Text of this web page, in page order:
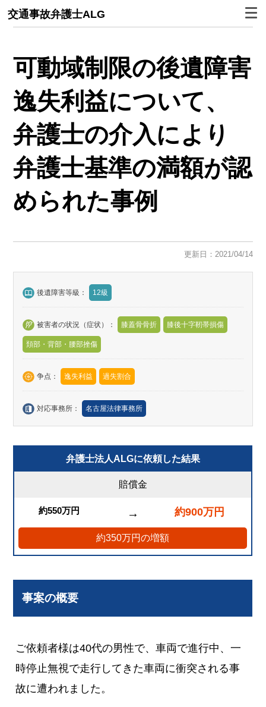
交通事故弁護士ALG
可動域制限の後遺障害
逸失利益について、
弁護士の介入により
弁護士基準の満額が認
められた事例
更新日：2021/04/14
後遺障害等級： 12級
被害者の状況（症状）： 膝蓋骨骨折 膝後十字靭帯損傷
頚部・背部・腰部挫傷
争点： 逸失利益 過失割合
対応事務所： 名古屋法律事務所
弁護士法人ALGに依頼した結果
賠償金
約550万円 → 約900万円
約350万円の増額
事案の概要
ご依頼者様は40代の男性で、車両で進行中、一
時停止無視で走行してきた車両に衝突される事
故に遭われました。